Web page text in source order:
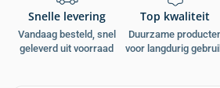
Snelle levering
Vandaag besteld, snel
geleverd uit voorraad
Top kwaliteit
Duurzame
voor langdurig